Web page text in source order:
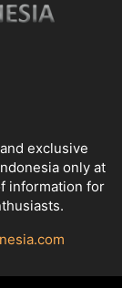
exclusive
only at
information for